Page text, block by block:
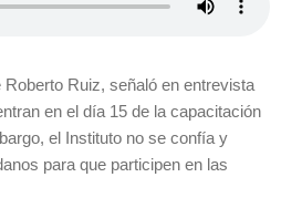
Roberto Ruiz, señaló en entrevista
en el día 15 de la capacitación
el Instituto no se confía y
para que participen en las